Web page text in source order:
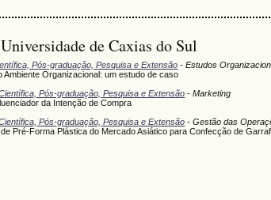
de Caxias do Sul
Pós-graduação, Pesquisa e Extensão - Estudos
Ambiente Organizacional: um estudo de caso
Pós-graduação, Pesquisa e Extensão - Marketing
da Intenção de Compra
Pós-graduação, Pesquisa e Extensão - Gestão das
Pré-Forma Plástica do Mercado Asiático para Confecção de